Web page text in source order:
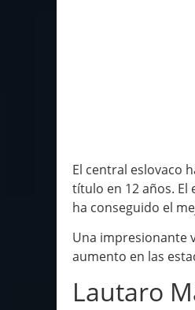
El central eslovaco
título en 12 años. El
ha conseguido el
Una impresionante
aumento en las
Lautaro